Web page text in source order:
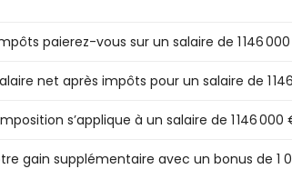
paierez-vous sur un salaire de 1 146
net après impôts pour un salaire de 1
s’applique à un salaire de 1 146 000
gain supplémentaire avec un bonus de 1